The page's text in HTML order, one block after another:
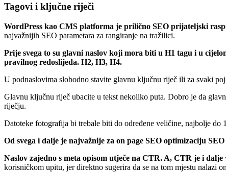
Tagovi i ključne riječi
WordPress kao CMS platforma je prilično SEO prijateljski
najvažnijih SEO parametara za rangiranje na tražilici.
Prije svega to su glavni naslov koji mora biti u H1 tagu i u
pravilnog redoslijeda. H2, H3, H4.
U podnaslovima slobodno stavite glavnu ključnu riječ ili za svaki
Glavnu ključnu riječ ubacite u tekst nekoliko puta. Dobro je da
riječju.
Datoteke fotografija bi trebale biti do određene veličine, najbolje do
Od svega i dalje je najvažnije za on page SEO optimizaciju
Naslov zajedno s meta opisom utječe na CTR. A, CTR je i
korisničkom upitu, jer direktno sugerira da se na tom mjestu nalazi